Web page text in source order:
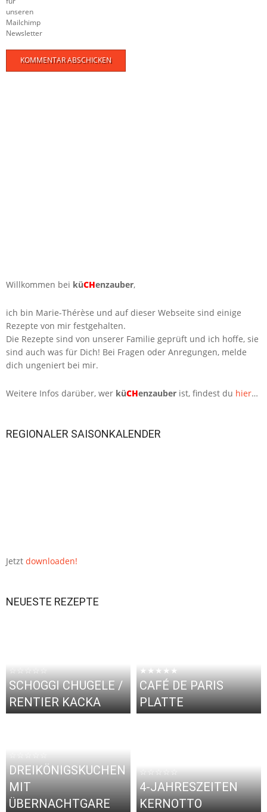
unseren
Mailchimp
Newsletter
Willkommen bei küCHenzauber,
ich bin Marie-Thérèse und auf dieser Webseite sind einige
Rezepte von mir festgehalten.
Die Rezepte sind von unserer Familie geprüft und ich hoffe, sie
sind auch was für Dich! Bei Fragen oder Anregungen, melde
dich ungeniert bei mir.
Weitere Infos darüber, wer küCHenzauber ist, findest du hier…
REGIONALER SAISONKALENDER
Jetzt downloaden!
NEUESTE REZEPTE
☆☆☆☆☆
SCHOGGI CHUGELE /
RENTIER KACKA
★★★★★
CAFÉ DE PARIS
PLATTE
DREIKÖNIGSKUCHEN
MIT
ÜBERNACHTGARE
☆☆☆☆☆
4-JAHRESZEITEN
KERNOTTO